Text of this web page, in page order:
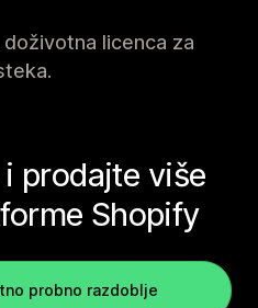
licenca za
prodajte više
Shopify
probno razdoblje